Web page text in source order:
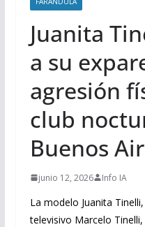
Juanita
a su
agresión
club
Buenos
junio 12, 2026 Info IA
La modelo Juanita
televisivo Marcelo